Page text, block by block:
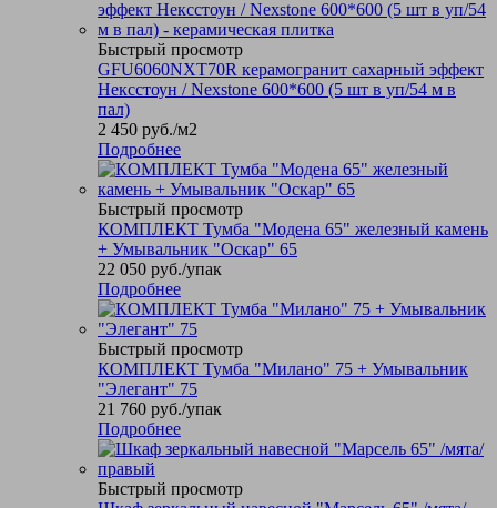
Быстрый просмотр
GFU6060NXT70R керамогранит сахарный эффект
Нексстоун / Nexstone 600*600 (5 шт в уп/54 м в
пал)
2 450 руб./м2
Подробнее
Быстрый просмотр
КОМПЛЕКТ Тумба "Модена 65" железный камень
+ Умывальник "Оскар" 65
22 050 руб./упак
Подробнее
Быстрый просмотр
КОМПЛЕКТ Тумба "Милано" 75 + Умывальник
"Элегант" 75
21 760 руб./упак
Подробнее
Быстрый просмотр